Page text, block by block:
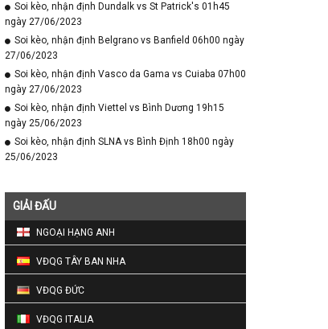
Soi kèo, nhận định Dundalk vs St Patrick's 01h45
ngày 27/06/2023
Soi kèo, nhận định Belgrano vs Banfield 06h00 ngày
27/06/2023
Soi kèo, nhận định Vasco da Gama vs Cuiaba 07h00
ngày 27/06/2023
Soi kèo, nhận định Viettel vs Bình Dương 19h15
ngày 25/06/2023
Soi kèo, nhận định SLNA vs Bình Định 18h00 ngày
25/06/2023
GIẢI ĐẤU
NGOẠI HẠNG ANH
VĐQG TÂY BAN NHA
VĐQG ĐỨC
VĐQG ITALIA